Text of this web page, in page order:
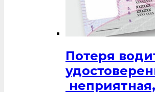
Потеря